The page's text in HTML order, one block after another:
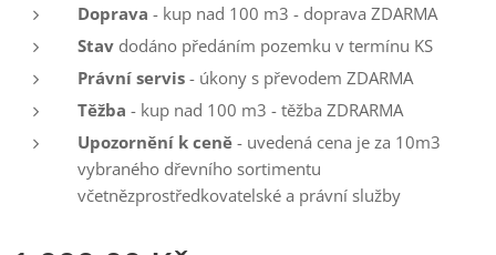
Doprava - kup nad 100 m3 - doprava ZDARMA
Stav dodáno předáním pozemku v termínu KS
Právní servis - úkony s převodem ZDARMA
Těžba - kup nad 100 m3 - těžba ZDRARMA
Upozornění k ceně - uvedená cena je za 10m3
vybraného dřevního sortimentu
včetnězprostředkovatelské a právní služby